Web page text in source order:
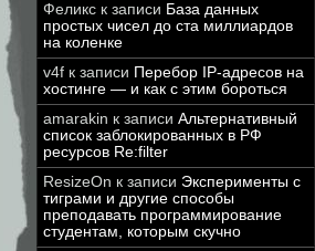
Феликс к записи База данных
простых чисел до ста миллиардов
на коленке
v4f к записи Перебор IP-адресов на
хостинге — и как с этим бороться
amarakin к записи Альтернативный
список заблокированных в РФ
ресурсов Re:filter
ResizeOn к записи Эксперименты с
тиграми и другие способы
преподавать программирование
студентам, которым скучно